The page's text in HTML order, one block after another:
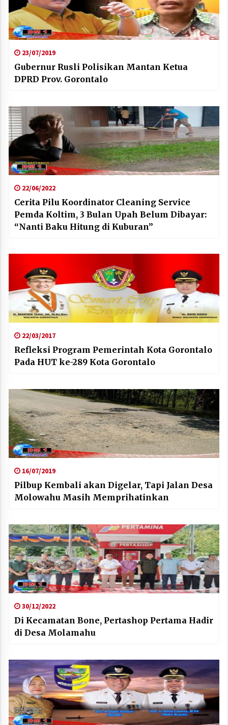
23/07/2019
Gubernur Rusli Polisikan Mantan Ketua
DPRD Prov. Gorontalo
22/06/2022
Cerita Pilu Koordinator Cleaning Service
Pemda Koltim, 3 Bulan Upah Belum Dibayar:
“Nanti Baku Hitung di Kuburan”
22/03/2017
Refleksi Program Pemerintah Kota Gorontalo
Pada HUT ke-289 Kota Gorontalo
16/07/2019
Pilbup Kembali akan Digelar, Tapi Jalan Desa
Molowahu Masih Memprihatinkan
30/12/2022
Di Kecamatan Bone, Pertashop Pertama Hadir
di Desa Molamahu